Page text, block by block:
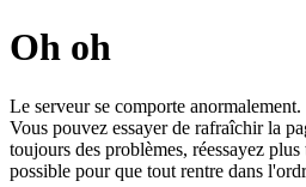
Oh oh
Le serveur se comporte anormalement.
Vous pouvez essayer de rafraîchir la
toujours des problèmes, réessayez
possible pour que tout rentre dans